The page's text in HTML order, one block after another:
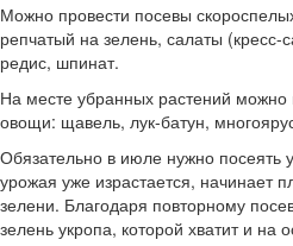
Можно провести посевы
репчатый на зелень, салаты (кресс-
редис, шпинат.
На месте убранных растений можно
овощи: щавель, лук-батун,
Обязательно в июле нужно посеять
урожая уже израстается, начинает
зелени. Благодаря повторному
зелень укропа, которой хватит и на